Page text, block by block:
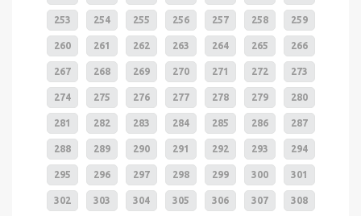
253 254 255 256 257 258 259
260 261 262 263 264 265 266
267 268 269 270 271 272 273
274 275 276 277 278 279 280
281 282 283 284 285 286 287
288 289 290 291 292 293 294
295 296 297 298 299 300 301
302 303 304 305 306 307 308